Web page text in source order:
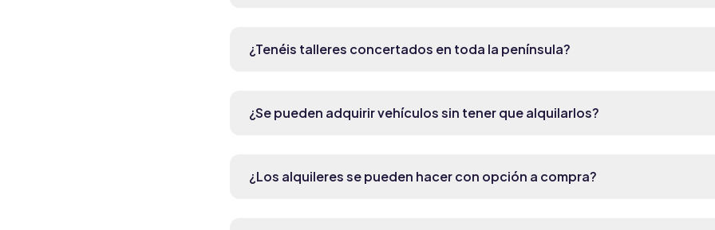
¿Tenéis talleres concertados en toda la península?
¿Se pueden adquirir vehículos sin tener que alquilarlos?
¿Los alquileres se pueden hacer con opción a compra?